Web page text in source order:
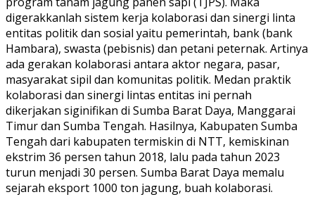
digerakkanlah sistem kerja kolaborasi dan sinergi linta
entitas politik dan sosial yaitu pemerintah, bank (bank
Hambara), swasta (pebisnis) dan petani peternak. Artinya
ada gerakan kolaborasi antara aktor negara, pasar,
masyarakat sipil dan komunitas politik. Medan praktik
kolaborasi dan sinergi lintas entitas ini pernah
dikerjakan siginifikan di Sumba Barat Daya, Manggarai
Timur dan Sumba Tengah. Hasilnya, Kabupaten Sumba
Tengah dari kabupaten termiskin di NTT, kemiskinan
ekstrim 36 persen tahun 2018, lalu pada tahun 2023
turun menjadi 30 persen. Sumba Barat Daya memalu
sejarah eksport 1000 ton jagung, buah kolaborasi.